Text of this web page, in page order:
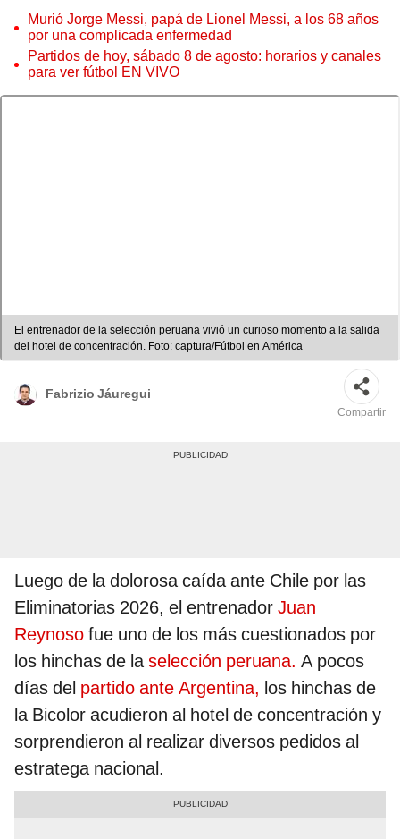
Murió Jorge Messi, papá de Lionel Messi, a los 68 años
por una complicada enfermedad
Partidos de hoy, sábado 8 de agosto: horarios y canales
para ver fútbol EN VIVO
El entrenador de la selección peruana vivió un curioso momento a la salida
del hotel de concentración. Foto: captura/Fútbol en América
Fabrizio Jáuregui
Compartir
Luego de la dolorosa caída ante Chile por las
Eliminatorias 2026, el entrenador Juan
Reynoso fue uno de los más cuestionados por
los hinchas de laselección peruana. A pocos
días del partido ante Argentina, los hinchas de
la Bicolor acudieron al hotel de concentración y
sorprendieron al realizar diversos pedidos al
estratega nacional.